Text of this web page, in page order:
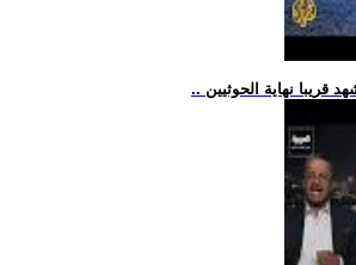
قريبا نهاية الحوثيين